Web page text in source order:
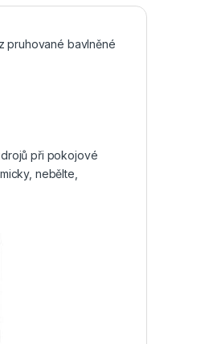
pruhované bavlněné
při pokojové
nebělte,